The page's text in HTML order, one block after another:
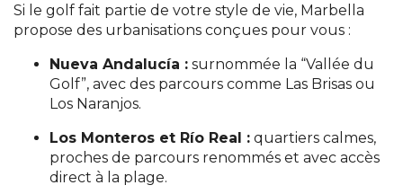
Si le golf fait partie de votre style de vie, Marbella
propose des urbanisations conçues pour vous :
Nueva Andalucía : surnommée la “Vallée du
Golf”, avec des parcours comme Las Brisas ou
Los Naranjos.
Los Monteros et Río Real : quartiers calmes,
proches de parcours renommés et avec accès
direct à la plage.